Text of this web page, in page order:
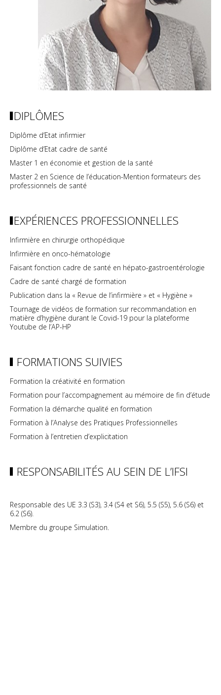
DIPLÔMES
Diplôme d’Etat infirmier
Diplôme d’Etat cadre de santé
Master 1 en économie et gestion de la santé
Master 2 en Science de l’éducation-Mention formateurs des
professionnels de santé
EXPÉRIENCES PROFESSIONNELLES
Infirmière en chirurgie orthopédique
Infirmière en onco-hématologie
Faisant fonction cadre de santé en hépato-gastroentérologie
Cadre de santé chargé de formation
Publication dans la « Revue de l’infirmière » et « Hygiène »
Tournage de vidéos de formation sur recommandation en
matière d’hygiène durant le Covid-19 pour la plateforme
Youtube de l’AP-HP
FORMATIONS SUIVIES
Formation la créativité en formation
Formation pour l’accompagnement au mémoire de fin d’étude
Formation la démarche qualité en formation
Formation à l’Analyse des Pratiques Professionnelles
Formation à l’entretien d’explicitation
RESPONSABILITÉS AU SEIN DE L’IFSI
Responsable des UE 3.3 (S3), 3.4 (S4 et S6), 5.5 (S5), 5.6 (S6) et
6.2 (S6).
Membre du groupe Simulation.